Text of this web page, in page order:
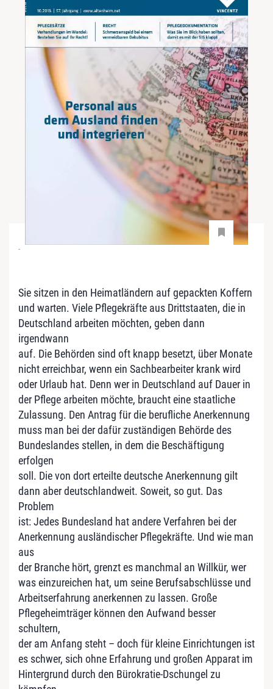
-
Sie sitzen in den Heimatländern auf gepackten Koffern
und warten. Viele Pflegekräfte aus Drittstaaten, die in
Deutschland arbeiten möchten, geben dann
irgendwann
auf. Die Behörden sind oft knapp besetzt, über Monate
nicht erreichbar, wenn ein Sachbearbeiter krank wird
oder Urlaub hat. Denn wer in Deutschland auf Dauer in
der Pflege arbeiten möchte, braucht eine staatliche
Zulassung. Den Antrag für die berufliche Anerkennung
muss man bei der dafür zuständigen Behörde des
Bundeslandes stellen, in dem die Beschäftigung
erfolgen
soll. Die von dort erteilte deutsche Anerkennung gilt
dann aber deutschlandweit. Soweit, so gut. Das
Problem
ist: Jedes Bundesland hat andere Verfahren bei der
Anerkennung ausländischer Pflegekräfte. Und wie man
aus
der Branche hört, grenzt es manchmal an Willkür, wer
was einzureichen hat, um seine Berufsabschlüsse und
Arbeitserfahrung anerkennen zu lassen. Große
Pflegeheimträger können den Aufwand besser
schultern,
der am Anfang steht – doch für kleine Einrichtungen ist
es schwer, sich ohne Erfahrung und großen Apparat im
Hintergrund durch den Bürokratie-Dschungel zu